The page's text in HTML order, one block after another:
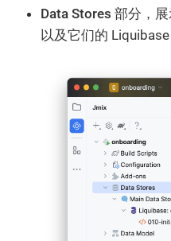
Data Stores 部分，
以及它们的 Liquibase